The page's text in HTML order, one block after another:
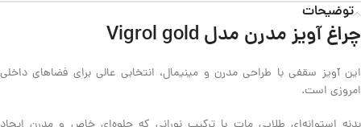
توضیحات
چراغ آویز مدرن مدل Vigrol gold
این آویز سقفی با طراحی مدرن و مینیمال، انتخابی عالی برای فضاهای داخلی
امروزی است.